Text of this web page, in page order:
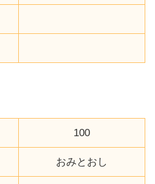
100
おみとおし